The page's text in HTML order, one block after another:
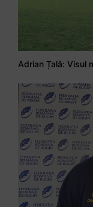
Adrian Țală: Visul